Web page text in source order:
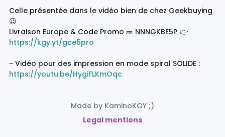
Celle présentée dans le vidéo bien de chez Geekbuying
😉
Livraison Europe & Code Promo 🎫 NNNGKBE5P 👉
https://kgy.yt/gce5pro
- Vidéo pour des impression en mode spiral SOLIDE :
https://youtu.be/HygiFLKmOqc
Made by KaminoKGY ;)
Legal mentions